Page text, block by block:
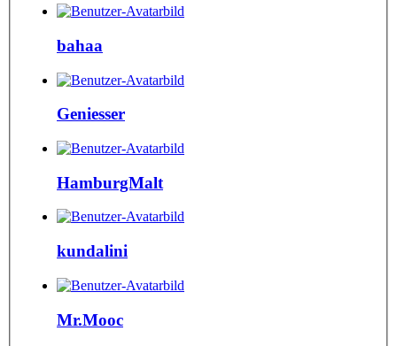
bahaa
Geniesser
HamburgMalt
kundalini
Mr.Mooc